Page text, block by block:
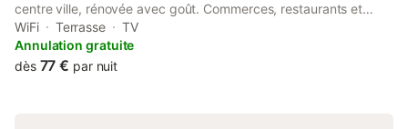
centre ville, rénovée avec goût. Commerces, restaurants et
forêt à proximité. Petite cour avec mobilier de jardin et
barbecue.
WiFi Terrasse
TV
Annulation gratuite
dès 77 € par nuit